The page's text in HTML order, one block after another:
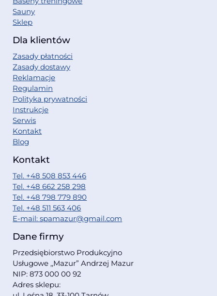
Sauny
Sklep
Dla klientów
Zasady płatności
Zasady dostawy
Reklamacje
Regulamin
Polityka prywatności
Instrukcje
Serwis
Kontakt
Blog
Kontakt
Tel. +48 508 853 446
Tel. +48 662 258 298
Tel. +48 798 779 890
Tel. +48 511 563 406
E-mail: spamazur@gmail.com
Dane firmy
Przedsiębiorstwo Produkcyjno
Usługowe ,,Mazur” Andrzej Mazur
NIP: 873 000 00 92
Adres sklepu: